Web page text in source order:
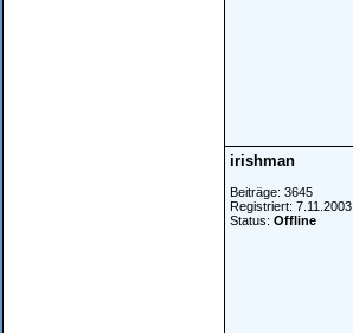
irishman
Beiträge: 3645
Registriert: 7.11.2003
Status: Offline